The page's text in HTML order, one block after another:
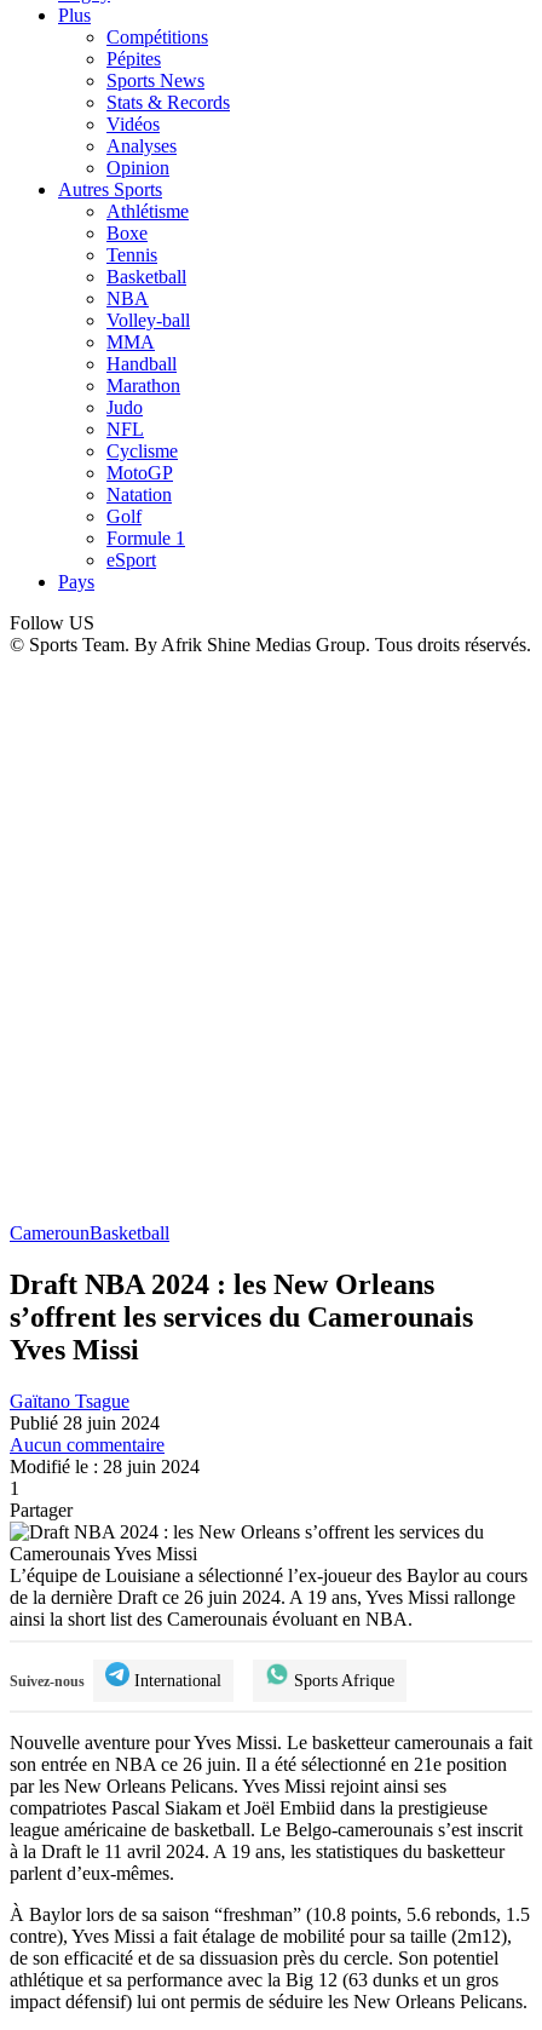
Plus
Compétitions
Pépites
Sports News
Stats & Records
Vidéos
Analyses
Opinion
Autres Sports
Athlétisme
Boxe
Tennis
Basketball
NBA
Volley-ball
MMA
Handball
Marathon
Judo
NFL
Cyclisme
MotoGP
Natation
Golf
Formule 1
eSport
Pays
Follow US
© Sports Team. By Afrik Shine Medias Group. Tous droits réservés.
CamerounBasketball
Draft NBA 2024 : les New Orleans
s’offrent les services du Camerounais
Yves Missi
Gaïtano Tsague
Publié 28 juin 2024
Aucun commentaire
Modifié le : 28 juin 2024
1
Partager
L’équipe de Louisiane a sélectionné l’ex-joueur des Baylor au cours
de la dernière Draft ce 26 juin 2024. A 19 ans, Yves Missi rallonge
ainsi la short list des Camerounais évoluant en NBA.
Suivez-nous International Sports Afrique
Nouvelle aventure pour Yves Missi. Le basketteur camerounais a fait
son entrée en NBA ce 26 juin. Il a été sélectionné en 21e position
par les New Orleans Pelicans. Yves Missi rejoint ainsi ses
compatriotes Pascal Siakam et Joël Embiid dans la prestigieuse
league américaine de basketball. Le Belgo-camerounais s’est inscrit
à la Draft le 11 avril 2024. A 19 ans, les statistiques du basketteur
parlent d’eux-mêmes.
À Baylor lors de sa saison “freshman” (10.8 points, 5.6 rebonds, 1.5
contre), Yves Missi a fait étalage de mobilité pour sa taille (2m12),
de son efficacité et de sa dissuasion près du cercle. Son potentiel
athlétique et sa performance avec la Big 12 (63 dunks et un gros
impact défensif) lui ont permis de séduire les New Orleans Pelicans.